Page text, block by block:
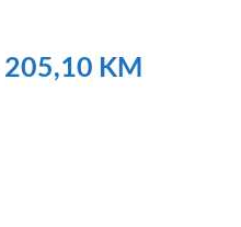
205,10 KM